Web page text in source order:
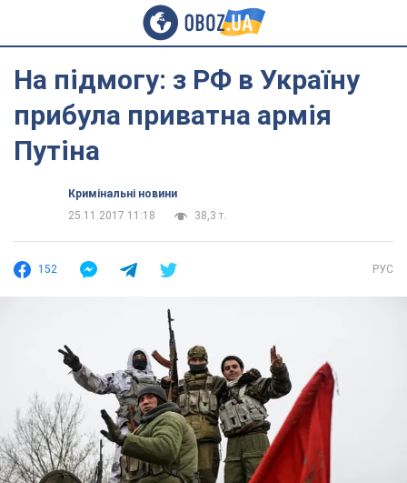
На підмогу: з РФ в Україну
прибула приватна армія
Путіна
Кримінальні новини
25.11.2017 11:18
38,3 т.
152 РУС